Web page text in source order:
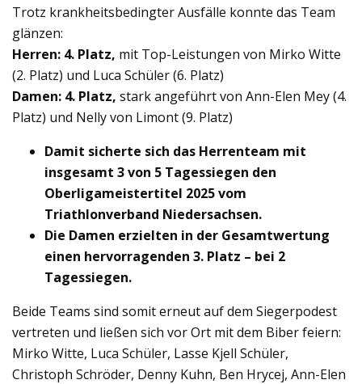
Trotz krankheitsbedingter Ausfälle konnte das Team
glänzen:
Herren: 4. Platz, mit Top-Leistungen von Mirko Witte
(2. Platz) und Luca Schüler (6. Platz)
Damen: 4. Platz, stark angeführt von Ann-Elen Mey (4.
Platz) und Nelly von Limont (9. Platz)
Damit sicherte sich das Herrenteam mit
insgesamt 3 von 5 Tagessiegen den
Oberligameistertitel 2025 vom
Triathlonverband Niedersachsen.
Die Damen erzielten in der Gesamtwertung
einen hervorragenden 3. Platz – bei 2
Tagessiegen.
Beide Teams sind somit erneut auf dem Siegerpodest
vertreten und ließen sich vor Ort mit dem Biber feiern:
Mirko Witte, Luca Schüler, Lasse Kjell Schüler,
Christoph Schröder, Denny Kuhn, Ben Hrycej, Ann-Elen